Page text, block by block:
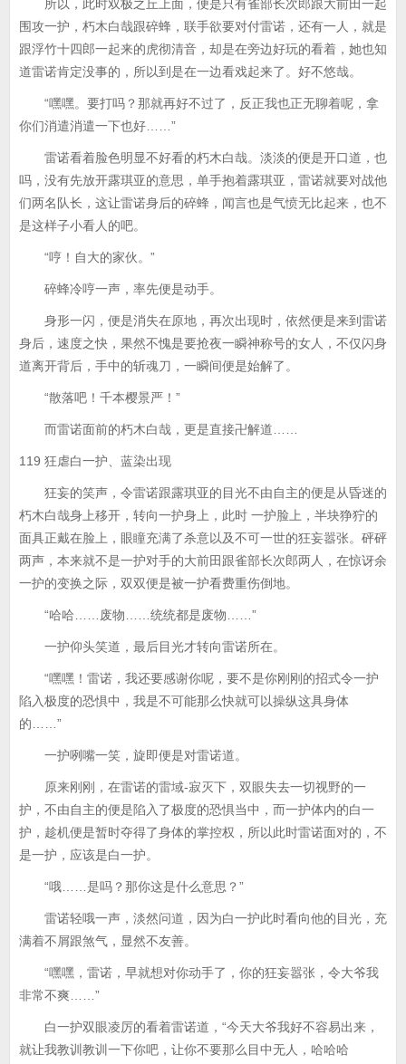
所以，此时双极之丘上面，便是只有雀部长次郎跟大前田一起
围攻一护，朽木白哉跟碎蜂，联手欲要对付雷诺，还有一人，就是
跟浮竹十四郎一起来的虎彻清音，却是在旁边好玩的看着，她也知
道雷诺肯定没事的，所以到是在一边看戏起来了。好不悠哉。
“嘿嘿。要打吗？那就再好不过了，反正我也正无聊着呢，拿
你们消遣消遣一下也好……”
雷诺看着脸色明显不好看的朽木白哉。淡淡的便是开口道，也
吗，没有先放开露琪亚的意思，单手抱着露琪亚，雷诺就要对战他
们两名队长，这让雷诺身后的碎蜂，闻言也是气愤无比起来，也不
是这样子小看人的吧。
“哼！自大的家伙。”
碎蜂冷哼一声，率先便是动手。
身形一闪，便是消失在原地，再次出现时，依然便是来到雷诺
身后，速度之快，果然不愧是要抢夜一瞬神称号的女人，不仅闪身
道离开背后，手中的斩魂刀，一瞬间便是始解了。
“散落吧！千本樱景严！”
而雷诺面前的朽木白哉，更是直接卍解道……
119 狂虐白一护、蓝染出现
狂妄的笑声，令雷诺跟露琪亚的目光不由自主的便是从昏迷的
朽木白哉身上移开，转向一护身上，此时 一护脸上，半块狰狞的
面具正戴在脸上，眼瞳充满了杀意以及不可一世的狂妄嚣张。砰砰
两声，本来就不是一护对手的大前田跟雀部长次郎两人，在惊讶余
一护的变换之际，双双便是被一护看费重伤倒地。
“哈哈……废物……统统都是废物……”
一护仰头笑道，最后目光才转向雷诺所在。
“嘿嘿！雷诺，我还要感谢你呢，要不是你刚刚的招式令一护
陷入极度的恐惧中，我是不可能那么快就可以操纵这具身体
的……”
一护咧嘴一笑，旋即便是对雷诺道。
原来刚刚，在雷诺的雷域-寂灭下，双眼失去一切视野的一
护，不由自主的便是陷入了极度的恐惧当中，而一护体内的白一
护，趁机便是暂时夺得了身体的掌控权，所以此时雷诺面对的，不
是一护，应该是白一护。
“哦……是吗？那你这是什么意思？”
雷诺轻哦一声，淡然问道，因为白一护此时看向他的目光，充
满着不屑跟煞气，显然不友善。
“嘿嘿，雷诺，早就想对你动手了，你的狂妄嚣张，令大爷我
非常不爽……”
白一护双眼凌厉的看着雷诺道，“今天大爷我好不容易出来，
就让我教训教训一下你吧，让你不要那么目中无人，哈哈哈